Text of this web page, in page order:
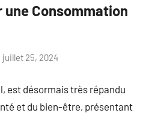
Consommation
juillet 25, 2024
est désormais très répandu
et du bien-être, présentant